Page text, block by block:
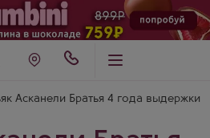
Асканели Братья 4 года выдержки